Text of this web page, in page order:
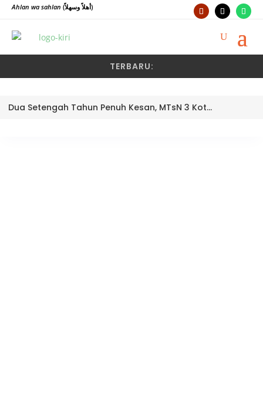
Ahlan wa sahlan (أهلاً وسهلاً)
TERBARU:
Dua Setengah Tahun Penuh Kesan, MTsN 3 Kota Padang Lepas Pengawas Pembina Dra. Nayusminar Nasrun